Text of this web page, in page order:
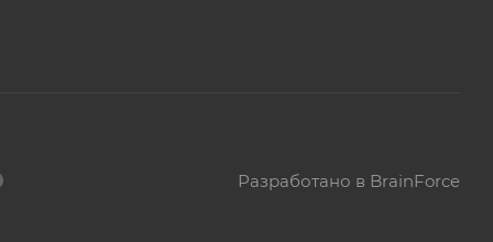
Разработано в BrainForce